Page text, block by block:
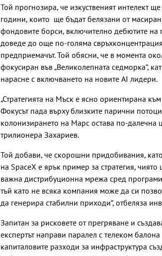
Той прогнозира, че изкуственият интелект
години, които ще бъдат белязани от
фондовите борси, включително дебютите на
доведе до още по-голяма свръхконцентрация
предприемачът. Той обясни, че в момента
фокусиран във „Великолепната седморка“,
нарасне с включването на новите AI лидери.
„Стратегията на Мъск е ясно ориентирана
Фокусът пада върху близките парични
колонизирането на Марс остава по-далечна
трилионера Захариев.
Той добави, че скорошни придобивания, като
на SpaceX е ярък пример за стратегия,
важна дистрибуционна мрежа сред
тъй като не всяка компания може да си
да генерира стабилни приходи“, отбеляза
Запитан за рисковете от прегряване и
експертът направи паралел с телеком
капиталовите разходи за инфраструктура